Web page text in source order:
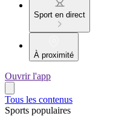
Sport en direct
À proximité
Ouvrir l'app
Tous les contenus
Sports populaires